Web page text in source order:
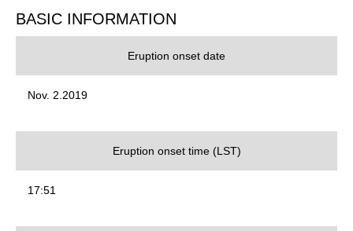
BASIC INFORMATION
Eruption onset date
Nov. 2.2019
Eruption onset time (LST)
17:51